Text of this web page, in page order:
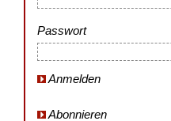
Passwort
Anmelden
Abonnieren